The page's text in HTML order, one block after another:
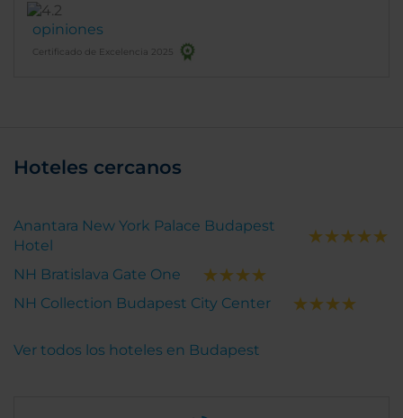
opiniones
Certificado de Excelencia 2025
Hoteles cercanos
Anantara New York Palace Budapest
Hotel
NH Bratislava Gate One
NH Collection Budapest City Center
Ver todos los hoteles en Budapest